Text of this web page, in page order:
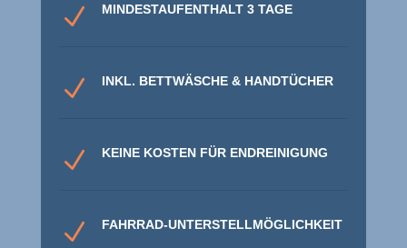
N MINDESTAUFENTHALT 3 TAGE
N INKL. BETTWÄSCHE & HANDTÜCHER
N KEINE KOSTEN FÜR ENDREINIGUNG
N FAHRRAD-UNTERSTELLMÖGLICHKEIT